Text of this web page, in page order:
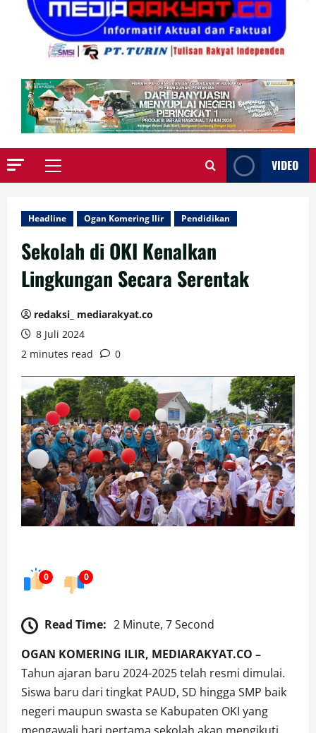
Primary
VIDEO
Headline Ogan Komering Ilir Pendidikan
Sekolah di OKI Kenalkan
Lingkungan Secara Serentak
redaksi_ mediarakyat.co
8 Juli 2024
2 minutes read
0
0 0
Read Time: 2 Minute, 7 Second
OGAN KOMERING ILIR, MEDIARAKYAT.CO –
Tahun ajaran baru 2024-2025 telah resmi dimulai.
Siswa baru dari tingkat PAUD, SD hingga SMP baik
negeri maupun swasta se Kabupaten OKI yang